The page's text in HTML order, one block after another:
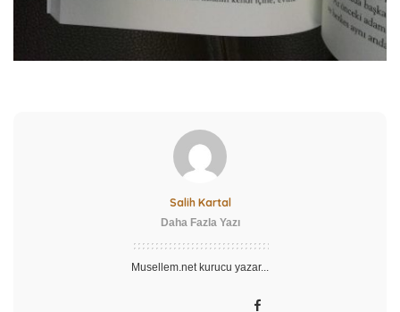
Salih Kartal
Daha Fazla Yazı
Musellem.net kurucu yazar...